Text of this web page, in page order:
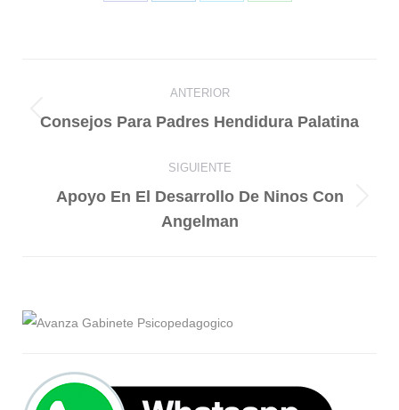
publicaciones
ANTERIOR
Publicación
Consejos Para Padres Hendidura Palatina
SIGUIENTE
Publicación
Apoyo En El Desarrollo De Ninos Con
Angelman